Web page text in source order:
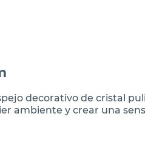
decorativo de cristal
ambiente y crear una